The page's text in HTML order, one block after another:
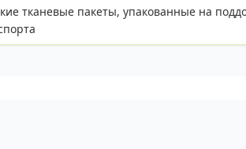
тканевые пакеты, упакованные на